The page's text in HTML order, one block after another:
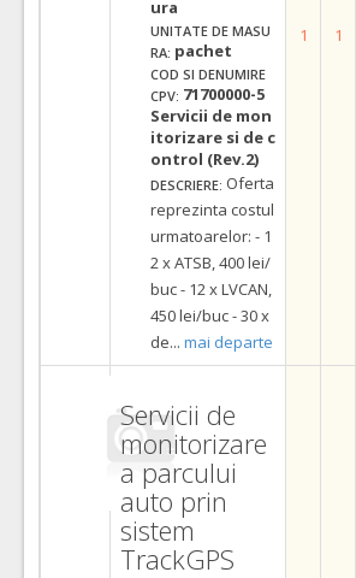
ura
UNITATE DE MASU
RA: pachet
COD SI DENUMIRE
CPV: 71700000-5
Servicii de mon
itorizare si de c
ontrol (Rev.2)
DESCRIERE: Oferta
reprezinta costul
urmatoarelor: - 1
2 x ATSB, 400 lei/
buc - 12 x LVCAN,
450 lei/buc - 30 x
de... mai departe
1 1
Servicii de
monitorizare
a parcului
auto prin
sistem
TrackGPS